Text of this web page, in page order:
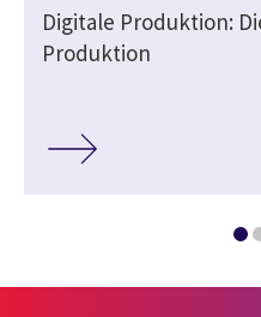
Digitale Produktion:
Produktion